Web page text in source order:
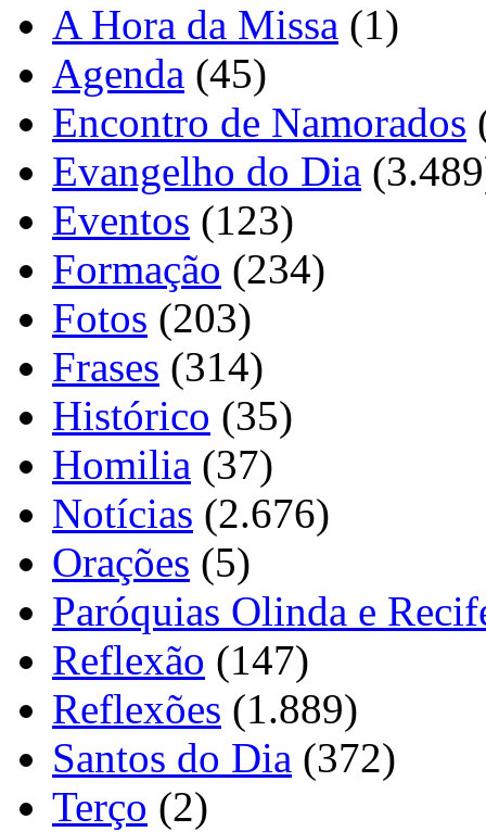
A Hora da Missa (1)
Agenda (45)
Encontro de Namorados
Evangelho do Dia
Eventos (123)
Formação (234)
Fotos (203)
Frases (314)
Histórico (35)
Homilia (37)
Notícias (2.676)
Orações (5)
Paróquias Olinda e
Reflexão (147)
Reflexões (1.889)
Santos do Dia (372)
Terço (2)